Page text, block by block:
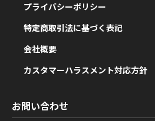
プライバシーポリシー
特定商取引法に基づく表記
会社概要
カスタマーハラスメント対応方針
お問い合わせ